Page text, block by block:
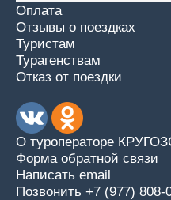
Оплата
Отзывы о поездках
Туристам
Турагенствам
Отказ от поездки
О туроператоре
Форма обратной связи
Написать email
Позвонить +7 (977) 808-